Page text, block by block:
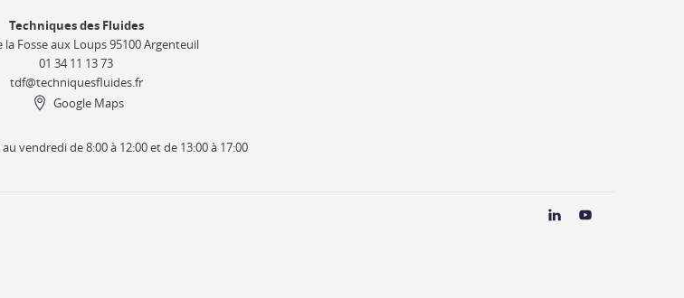
Techniques des Fluides
la Fosse aux Loups 95100 Argenteuil
01 34 11 13 73
tdf@techniquesfluides.fr
Google Maps
vendredi de 8:00 à 12:00 et de 13:00 à 17:00